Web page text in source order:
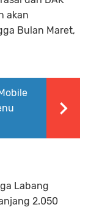
akan
Bulan Maret,
Labang
2.050